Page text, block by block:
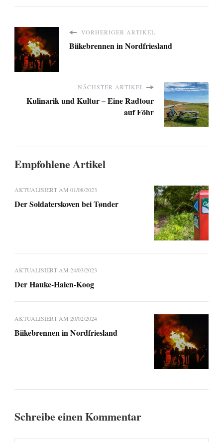
VORHERIGER ARTIKEL
Biikebrennen in Nordfriesland
NÄCHSTER ARTIKEL
Kulinarik und Kultur – Eine Radtour
auf Föhr
Empfohlene Artikel
AKTUALISIERT AM 01/08/2023
Der Soldaterskoven bei Tønder
AKTUALISIERT AM 24/03/2023
Der Hauke-Haien-Koog
AKTUALISIERT AM 20/02/2024
Biikebrennen in Nordfriesland
Schreibe einen Kommentar